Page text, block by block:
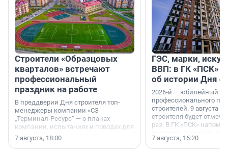
Строители «Образцовых
кварталов» встречают
профессиональный
праздник на работе
В преддверии Дня строителя топ-
менеджеры компании «СЗ
„Терминал-Ресурс“ — о планах
компании, испытаниях и поводах для
осторожного оптимизма.
7 августа, 18:00
ГЭС, марки,
ВВП: в ГК «ПСК»
об истории Дня
2026-й — юбилейный
профессионального
строителей. 9 августа
строителя будет
раз. В ГК «ПСК»
поменялась роль
7 августа, 16:20